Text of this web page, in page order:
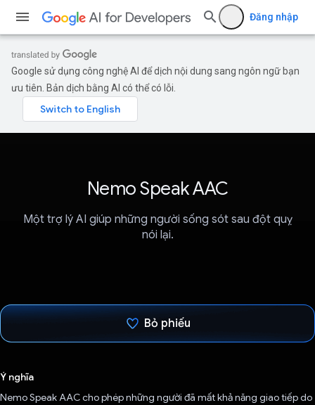
Đăng nhập
Google sử dụng công nghệ AI để dịch nội dung sang ngôn ngữ bạn
ưu tiên. Bản dịch bằng AI có thể có lỗi.
Nemo Speak AAC
Một trợ lý AI giúp những người sống sót sau đột quỵ
nói lại.
Bỏ phiếu
Ý nghĩa
Nemo Speak AAC cho phép những người đã mất khả năng giao tiếp do